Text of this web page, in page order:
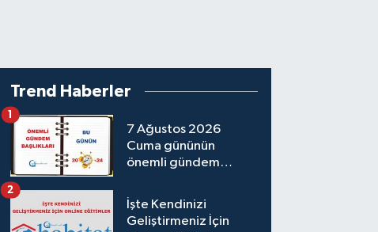
Trend Haberler
7 Ağustos 2026
Cuma gününün
önemli gündem
1
İşte Kendinizi
Geliştirmeniz İçin
2